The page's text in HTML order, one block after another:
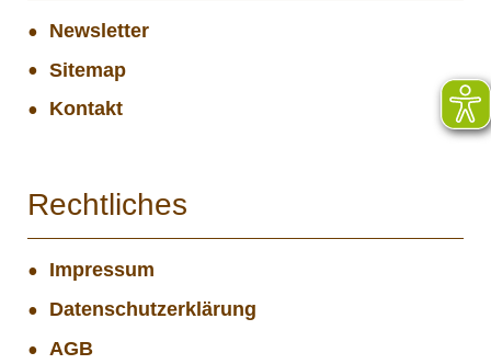
Newsletter
Sitemap
Kontakt
Rechtliches
Impressum
Datenschutzerklärung
AGB